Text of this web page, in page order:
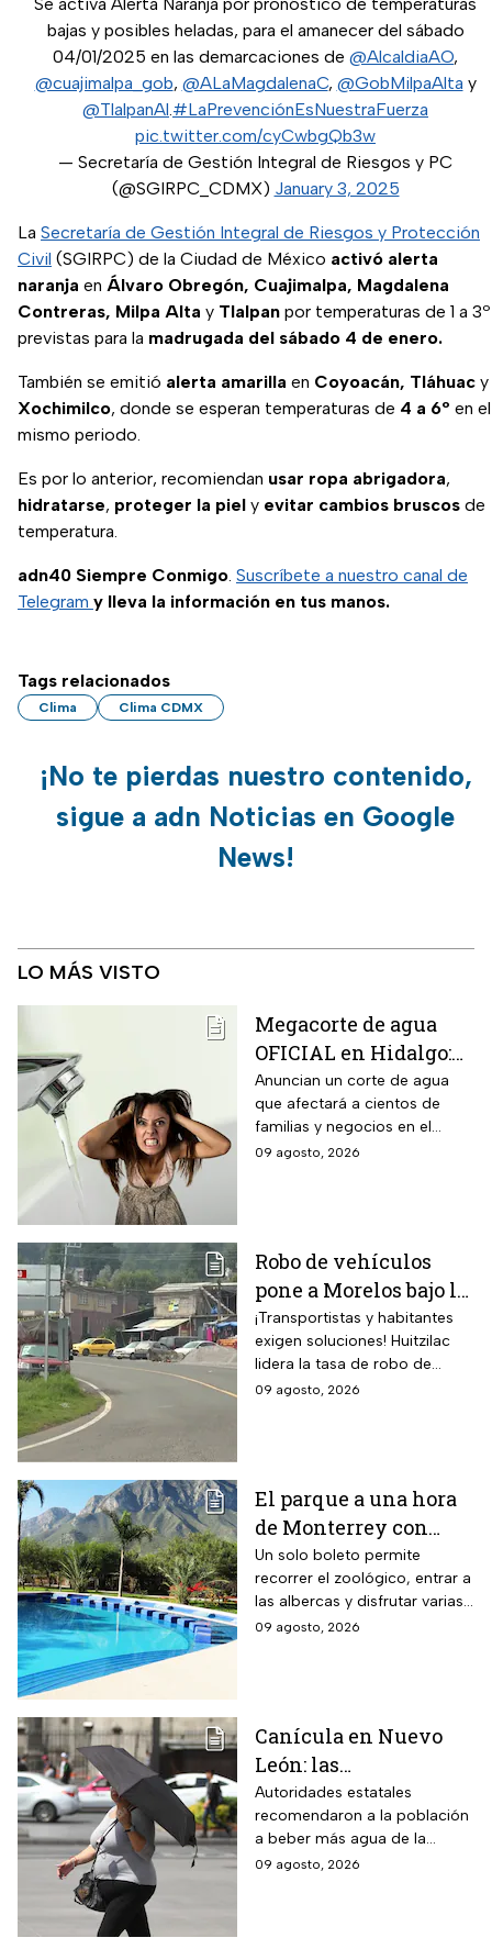
bajas y posibles heladas, para el amanecer del sábado
04/01/2025 en las demarcaciones de @AlcaldiaAO,
@cuajimalpa_gob, @ALaMagdalenaC, @GobMilpaAlta y
@TlalpanAl #LaPrevenciónEsNuestraFuerza
pic.twitter.com/cyCwbgQb3w
— Secretaría de Gestión Integral de Riesgos y PC
(@SGIRPC_CDMX) January 3, 2025
La Secretaría de Gestión Integral de Riesgos y Protección
Civil (SGIRPC) de la Ciudad de México activó alerta
naranja en Álvaro Obregón, Cuajimalpa, Magdalena
Contreras, Milpa Alta y Tlalpan por temperaturas de 1 a 3º
previstas para la madrugada del sábado 4 de enero.
También se emitió alerta amarilla en Coyoacán, Tláhuac y
Xochimilco, donde se esperan temperaturas de 4 a 6º en el
mismo periodo.
Es por lo anterior, recomiendan usar ropa abrigadora,
hidratarse, proteger la piel y evitar cambios bruscos de
temperatura.
adn40 Siempre Conmigo Suscríbete a nuestro canal de
Telegram y lleva la información en tus manos.
Tags relacionados
Clima Clima CDMX
¡No te pierdas nuestro contenido,
sigue a adn Noticias en Google
News!
LO MÁS VISTO
Megacorte de agua
OFICIAL en Hidalgo:
Colonias se quedan
sin servicio del 11 al
14 de agosto
Anuncian un corte de agua
que afectará a cientos de
familias y negocios en el
municipio de Pachuca, a lo
09 agosto, 2026
Robo de vehículos
pone a Morelos bajo la
lupa: Huitzilac
registra la mayor tasa
del país
¡Transportistas y habitantes
exigen soluciones! Huitzilac
lidera la tasa de robo de
vehículos en México, con 78
09 agosto, 2026
El parque a una hora
de Monterrey con
zoológico, tirolesa y
alberca: esto cuesta la
entrada en agosto de
2026
Un solo boleto permite
recorrer el zoológico, entrar a
las albercas y disfrutar varias
áreas recreativas cerca de
09 agosto, 2026
Canícula en Nuevo
León: las
recomendaciones de
la Secretaría de Medio
Ambiente para
proteger a los adultos
Autoridades estatales
recomendaron a la población
a beber más agua de la
habitual
09 agosto, 2026